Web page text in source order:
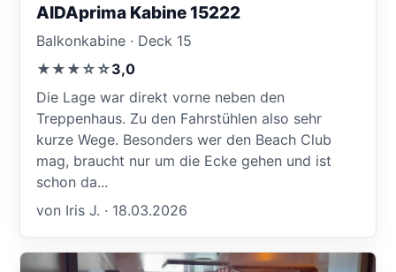
AIDAprima Kabine 15222
Balkonkabine · Deck 15
★★★☆☆3,0
Die Lage war direkt vorne neben den
Treppenhaus. Zu den Fahrstühlen also sehr
kurze Wege. Besonders wer den Beach Club
mag, braucht nur um die Ecke gehen und ist
schon da...
von Iris J. · 18.03.2026